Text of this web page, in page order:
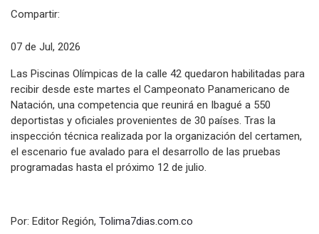
Compartir:
07 de Jul, 2026
Las Piscinas Olímpicas de la calle 42 quedaron habilitadas para
recibir desde este martes el Campeonato Panamericano de
Natación, una competencia que reunirá en Ibagué a 550
deportistas y oficiales provenientes de 30 países. Tras la
inspección técnica realizada por la organización del certamen,
el escenario fue avalado para el desarrollo de las pruebas
programadas hasta el próximo 12 de julio.
Por: Editor Región, Tolima7dias.com.co